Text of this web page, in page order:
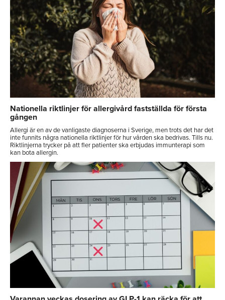
Nationella riktlinjer för allergivård fastställda för första
gången
Allergi är en av de vanligaste diagnoserna i Sverige, men trots det har det
inte funnits några nationella riktlinjer för hur vården ska bedrivas. Tills nu.
Riktlinjerna trycker på att fler patienter ska erbjudas immunterapi som
kan bota allergin.